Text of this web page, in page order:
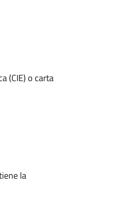
(CIE) o carta
la